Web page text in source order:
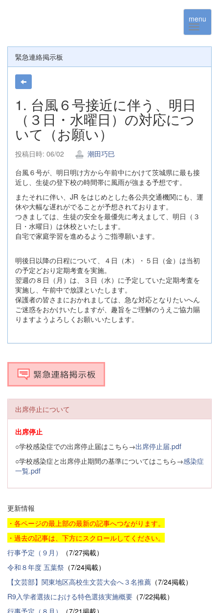
menu
緊急連絡掲示板
1. 台風６号接近に伴う、明日
（３日・水曜日）の対応につ
いて（お願い）
投稿日時: 06/02
潮田巧巳
台風６号が、明日明け方から午前中にかけて茨城県に最も接
近し、生徒の登下校の時間帯に風雨が強まる予想です。
またそれに伴い、JR をはじめとした各公共交通機関にも、運
休や大幅な遅れがでることが予想されております。
つきましては、生徒の安全を最優先に考えまして、明日（３
日・水曜日）は休校といたします。
自宅で家庭学習を進めるようご指導願います。
明後日以降の日程について、４日（木）・５日（金）は当初
の予定どおり定期考査を実施。
翌週の８日（月）は、３日（水）に予定していた定期考査を
実施し、午前中で放課といたします。
保護者の皆さまにおかれましては、急な対応となりたいへん
ご迷惑をおかけいたしますが、趣旨をご理解のうえご協力賜
りますようよろしくお願いいたします。
出席停止について
出席停止
○学校感染症での出席停止届はこちら→出席停止届.pdf
○学校感染症と出席停止期間の基準についてはこちら→感染症
一覧.pdf
更新情報
・各ページの最上部の最新の記事へつながります。
・過去の記事は、下方にスクロールしてください。
行事予定（９月）
（7/27掲載）
令和８年度 五葉祭 （7/24掲載）
【文芸部】関東地区高校生文芸大会へ３名推薦 （7/24掲載）
R9入学者選抜における特色選抜実施概要 （7/22掲載）